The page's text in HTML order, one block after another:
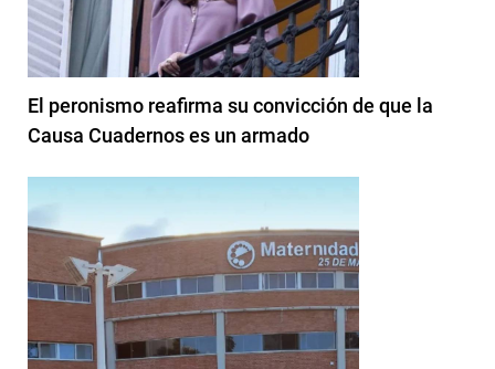
El peronismo reafirma su convicción de que la
Causa Cuadernos es un armado